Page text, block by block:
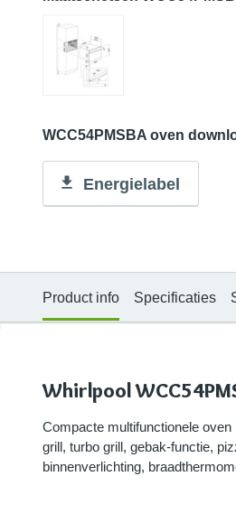
WCC54PMSBA oven
Energielabel
Product info Specificaties
Whirlpool
Compacte multifunctionele
grill, turbo grill, gebak-functie,
binnenverlichting,